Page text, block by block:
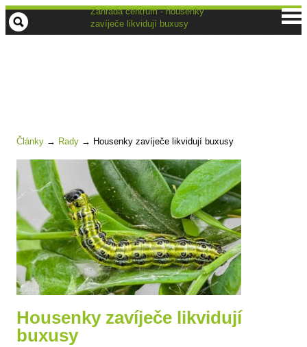
Zahrada centrum - housenky
zavíječe likvidují buxusy
Články → Rady → Housenky zavíječe likvidují buxusy
Housenky zavíječe likvidují
buxusy